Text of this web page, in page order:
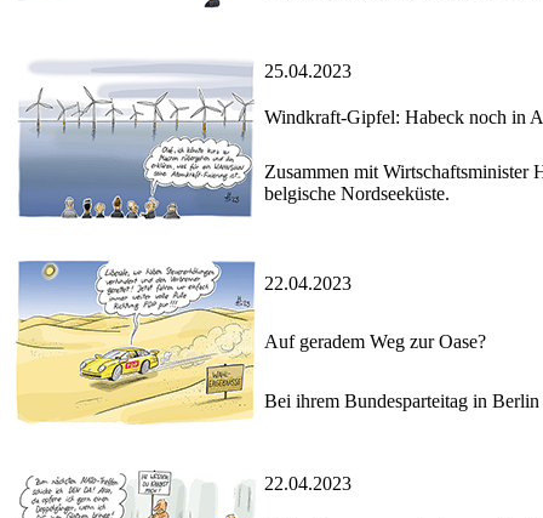
25.04.2023
Windkraft-Gipfel: Habeck noch in
Zusammen mit Wirtschaftsminister
belgische Nordseeküste.
22.04.2023
Auf geradem Weg zur Oase?
Bei ihrem Bundesparteitag in
22.04.2023